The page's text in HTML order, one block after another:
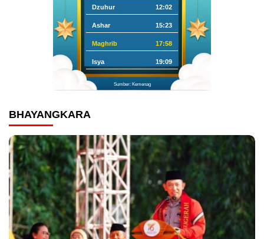
Dzuhur 12:02
Ashar 15:23
Maghrib 17:58
Isya 19:09
Sumber: Kemenag
BHAYANGKARA